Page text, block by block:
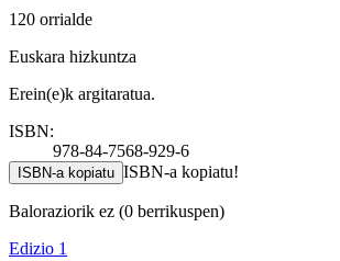
120 orrialde
Euskara hizkuntza
Erein(e)k argitaratua.
ISBN:
978-84-7568-929-6
ISBN-a kopiatu ISBN-a kopiatu!
Baloraziorik ez (0 berrikuspen)
Edizio 1